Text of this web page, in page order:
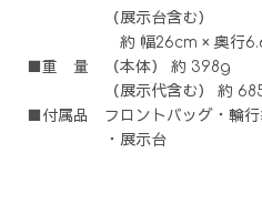
（展示台含む）
約 幅26cm × 奥行6.6cm
■重 量 （本体） 約 398g
（展示代含む） 約
■付属品 フロントバッグ・輪行
・展示台